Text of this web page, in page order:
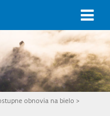
obnovia na bielo >